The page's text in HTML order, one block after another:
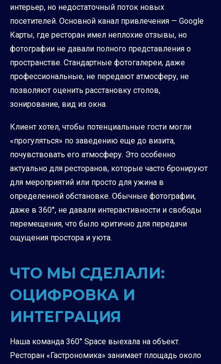
интерьер, но недостаточный поток новых
посетителей. Основной канал привлечения — Google
Карты, где ресторан имел неплохие отзывы, но
фотографии не давали полного представления о
пространстве. Стандартные фотогалереи, даже
профессиональные, не передают атмосферу, не
позволяют оценить расстановку столов,
зонирование, вид из окна.
Клиент хотел, чтобы потенциальные гости могли
«прогуляться» по заведению еще до визита,
почувствовать его атмосферу. Это особенно
актуально для ресторанов, которые часто бронируют
для мероприятий или просто для ужина в
определенной обстановке. Обычные фотографии,
даже в 360°, не давали интерактивности и свободы
перемещения, что было критично для передачи
ощущения простора и уюта.
ЧТО МЫ СДЕЛАЛИ:
ОЦИФРОВКА И
ИНТЕГРАЦИЯ
Наша команда 360° Space выехала на объект.
Ресторан «Гастрономика» занимает площадь около